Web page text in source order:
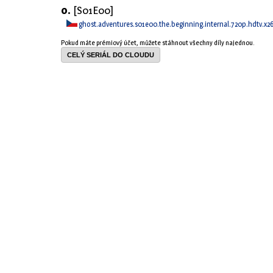
0. [S01E00]
Pokud máte prémiový účet, můžete stáhnout všechny díly najednou.
CELÝ SERIÁL DO CLOUDU